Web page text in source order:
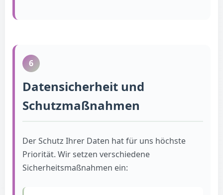
6
Datensicherheit und
Schutzmaßnahmen
Der Schutz Ihrer Daten hat für uns höchste
Priorität. Wir setzen verschiedene
Sicherheitsmaßnahmen ein: